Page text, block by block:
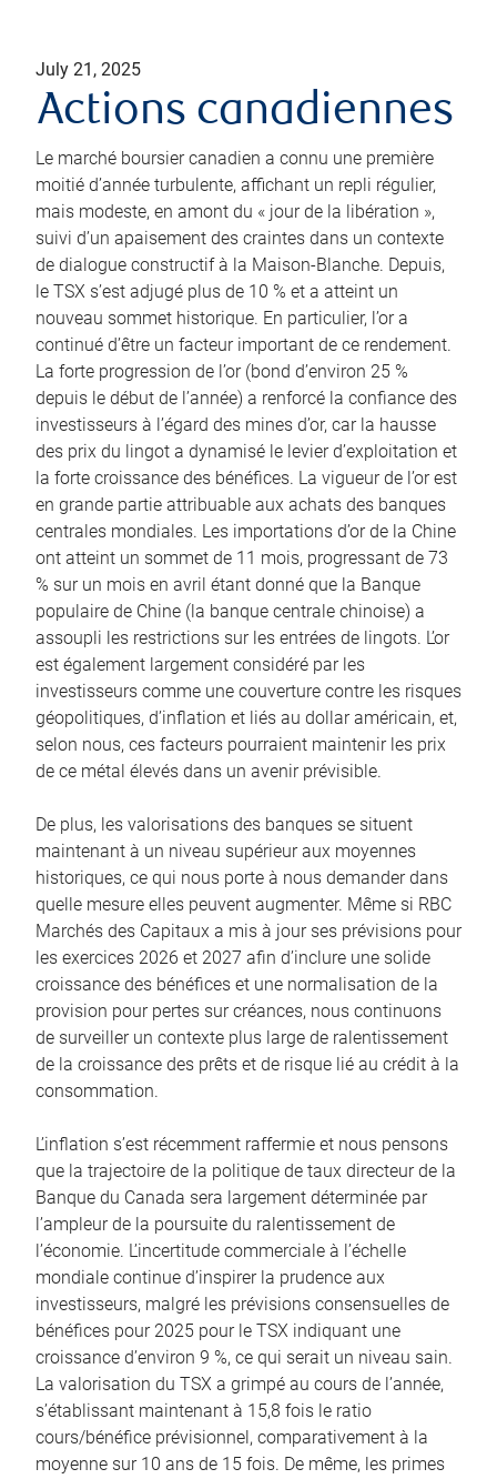
July 21, 2025
Actions canadiennes
Le marché boursier canadien a connu une première
moitié d’année turbulente, affichant un repli régulier,
mais modeste, en amont du « jour de la libération »,
suivi d’un apaisement des craintes dans un contexte
de dialogue constructif à la Maison-Blanche. Depuis,
le TSX s’est adjugé plus de 10 % et a atteint un
nouveau sommet historique. En particulier, l’or a
continué d’être un facteur important de ce rendement.
La forte progression de l’or (bond d’environ 25 %
depuis le début de l’année) a renforcé la confiance des
investisseurs à l’égard des mines d’or, car la hausse
des prix du lingot a dynamisé le levier d’exploitation et
la forte croissance des bénéfices. La vigueur de l’or est
en grande partie attribuable aux achats des banques
centrales mondiales. Les importations d’or de la Chine
ont atteint un sommet de 11 mois, progressant de 73
% sur un mois en avril étant donné que la Banque
populaire de Chine (la banque centrale chinoise) a
assoupli les restrictions sur les entrées de lingots. L’or
est également largement considéré par les
investisseurs comme une couverture contre les risques
géopolitiques, d’inflation et liés au dollar américain, et,
selon nous, ces facteurs pourraient maintenir les prix
de ce métal élevés dans un avenir prévisible.
De plus, les valorisations des banques se situent
maintenant à un niveau supérieur aux moyennes
historiques, ce qui nous porte à nous demander dans
quelle mesure elles peuvent augmenter. Même si RBC
Marchés des Capitaux a mis à jour ses prévisions pour
les exercices 2026 et 2027 afin d’inclure une solide
croissance des bénéfices et une normalisation de la
provision pour pertes sur créances, nous continuons
de surveiller un contexte plus large de ralentissement
de la croissance des prêts et de risque lié au crédit à la
consommation.
L’inflation s’est récemment raffermie et nous pensons
que la trajectoire de la politique de taux directeur de la
Banque du Canada sera largement déterminée par
l’ampleur de la poursuite du ralentissement de
l’économie. L’incertitude commerciale à l’échelle
mondiale continue d’inspirer la prudence aux
investisseurs, malgré les prévisions consensuelles de
bénéfices pour 2025 pour le TSX indiquant une
croissance d’environ 9 %, ce qui serait un niveau sain.
La valorisation du TSX a grimpé au cours de l’année,
s’établissant maintenant à 15,8 fois le ratio
cours/bénéfice prévisionnel, comparativement à la
moyenne sur 10 ans de 15 fois. De même, les primes